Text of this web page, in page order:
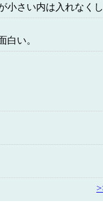
小さい内は入れなく
い。